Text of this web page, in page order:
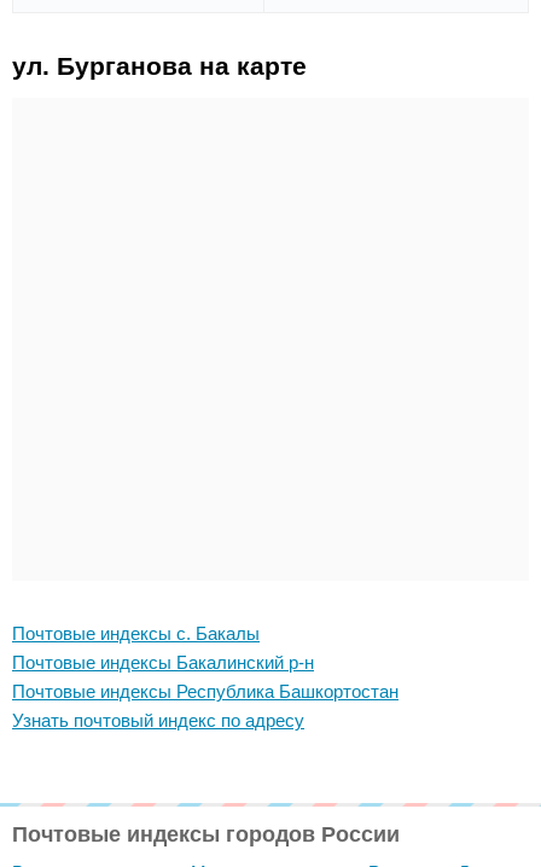
ул. Бурганова на карте
Почтовые индексы с. Бакалы
Почтовые индексы Бакалинский р-н
Почтовые индексы Республика Башкортостан
Узнать почтовый индекс по адресу
Почтовые индексы городов России